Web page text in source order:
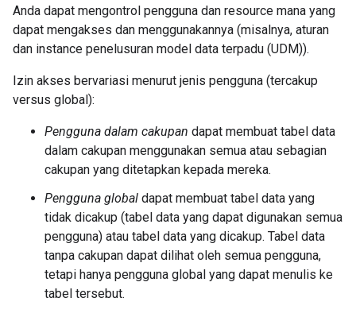
Anda dapat mengontrol pengguna dan resource mana yang
dapat mengakses dan menggunakannya (misalnya, aturan
dan instance penelusuran model data terpadu (UDM)).
Izin akses bervariasi menurut jenis pengguna (tercakup
versus global):
Pengguna dalam cakupan dapat membuat tabel data
dalam cakupan menggunakan semua atau sebagian
cakupan yang ditetapkan kepada mereka.
Pengguna global dapat membuat tabel data yang
tidak dicakup (tabel data yang dapat digunakan semua
pengguna) atau tabel data yang dicakup. Tabel data
tanpa cakupan dapat dilihat oleh semua pengguna,
tetapi hanya pengguna global yang dapat menulis ke
tabel tersebut.